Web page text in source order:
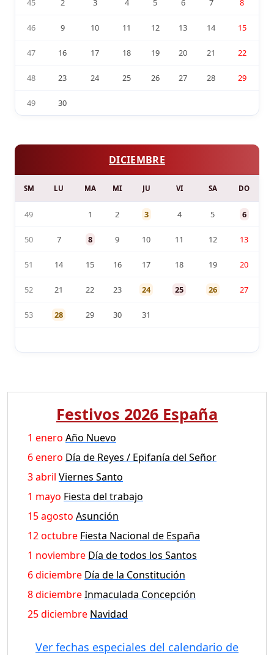
45 2 3 4 5 6 7 8
46 9 10 11 12 13 14 15
47 16 17 18 19 20 21 22
48 23 24 25 26 27 28 29
49 30
DICIEMBRE
SM LU MA MI JU VI SA DO
49 1 2 3 4 5 6
50 7 8 9 10 11 12 13
51 14 15 16 17 18 19 20
52 21 22 23 24 25 26 27
53 28 29 30 31
Festivos 2026 España
1 enero Año Nuevo
6 enero Día de Reyes / Epifanía del Señor
3 abril Viernes Santo
1 mayo Fiesta del trabajo
15 agosto Asunción
12 octubre Fiesta Nacional de España
1 noviembre Día de todos los Santos
6 diciembre Día de la Constitución
8 diciembreInmaculada Concepción
25 diciembre Navidad
Ver fechas especiales del calendario de